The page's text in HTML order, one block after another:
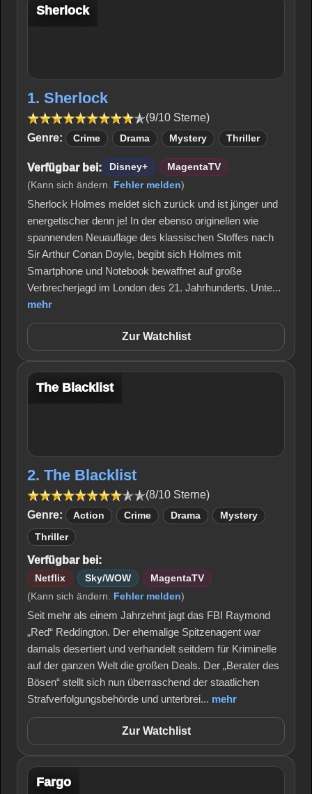
Sherlock
1. Sherlock
(9/10 Sterne)
Genre:
Crime Drama Mystery Thriller
Verfügbar bei: Disney+
MagentaTV
(Kann sich ändern. Fehler melden)
Sherlock Holmes meldet sich zurück und ist jünger und
energetischer denn je! In der ebenso originellen wie
spannenden Neuauflage des klassischen Stoffes nach
Sir Arthur Conan Doyle, begibt sich Holmes mit
Smartphone und Notebook bewaffnet auf große
Verbrecherjagd im London des 21. Jahrhunderts. Unte...
mehr
Zur Watchlist
The Blacklist
2. The Blacklist
(8/10 Sterne)
Genre:
Action Crime Drama Mystery
Thriller
Verfügbar bei:
Netflix Sky/WOW
MagentaTV
(Kann sich ändern. Fehler melden)
Seit mehr als einem Jahrzehnt jagt das FBI Raymond
„Red“ Reddington. Der ehemalige Spitzenagent war
damals desertiert und verhandelt seitdem für Kriminelle
auf der ganzen Welt die großen Deals. Der „Berater des
Bösen“ stellt sich nun überraschend der staatlichen
Strafverfolgungsbehörde und unterbrei... mehr
Zur Watchlist
Fargo